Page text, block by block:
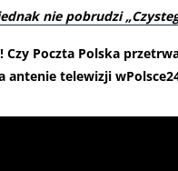
nie pobrudzi
Czy Poczta Polska
antenie telewizji